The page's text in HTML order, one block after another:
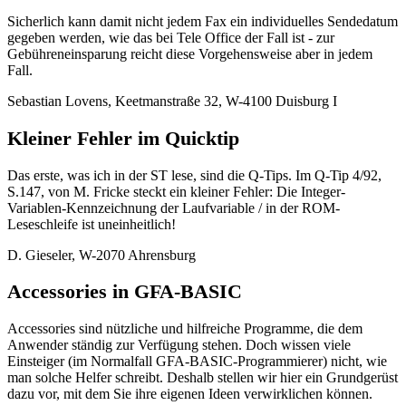
Sicherlich kann damit nicht jedem Fax ein individuelles Sendedatum
gegeben werden, wie das bei Tele Office der Fall ist - zur
Gebühreneinsparung reicht diese Vorgehensweise aber in jedem
Fall.
Sebastian Lovens, Keetmanstraße 32, W-4100 Duisburg I
Kleiner Fehler im Quicktip
Das erste, was ich in der ST lese, sind die Q-Tips. Im Q-Tip 4/92,
S.147, von M. Fricke steckt ein kleiner Fehler: Die Integer-
Variablen-Kennzeichnung der Laufvariable / in der ROM-
Leseschleife ist uneinheitlich!
D. Gieseler, W-2070 Ahrensburg
Accessories in GFA-BASIC
Accessories sind nützliche und hilfreiche Programme, die dem
Anwender ständig zur Verfügung stehen. Doch wissen viele
Einsteiger (im Normalfall GFA-BASIC-Programmierer) nicht, wie
man solche Helfer schreibt. Deshalb stellen wir hier ein Grundgerüst
dazu vor, mit dem Sie ihre eigenen Ideen verwirklichen können.